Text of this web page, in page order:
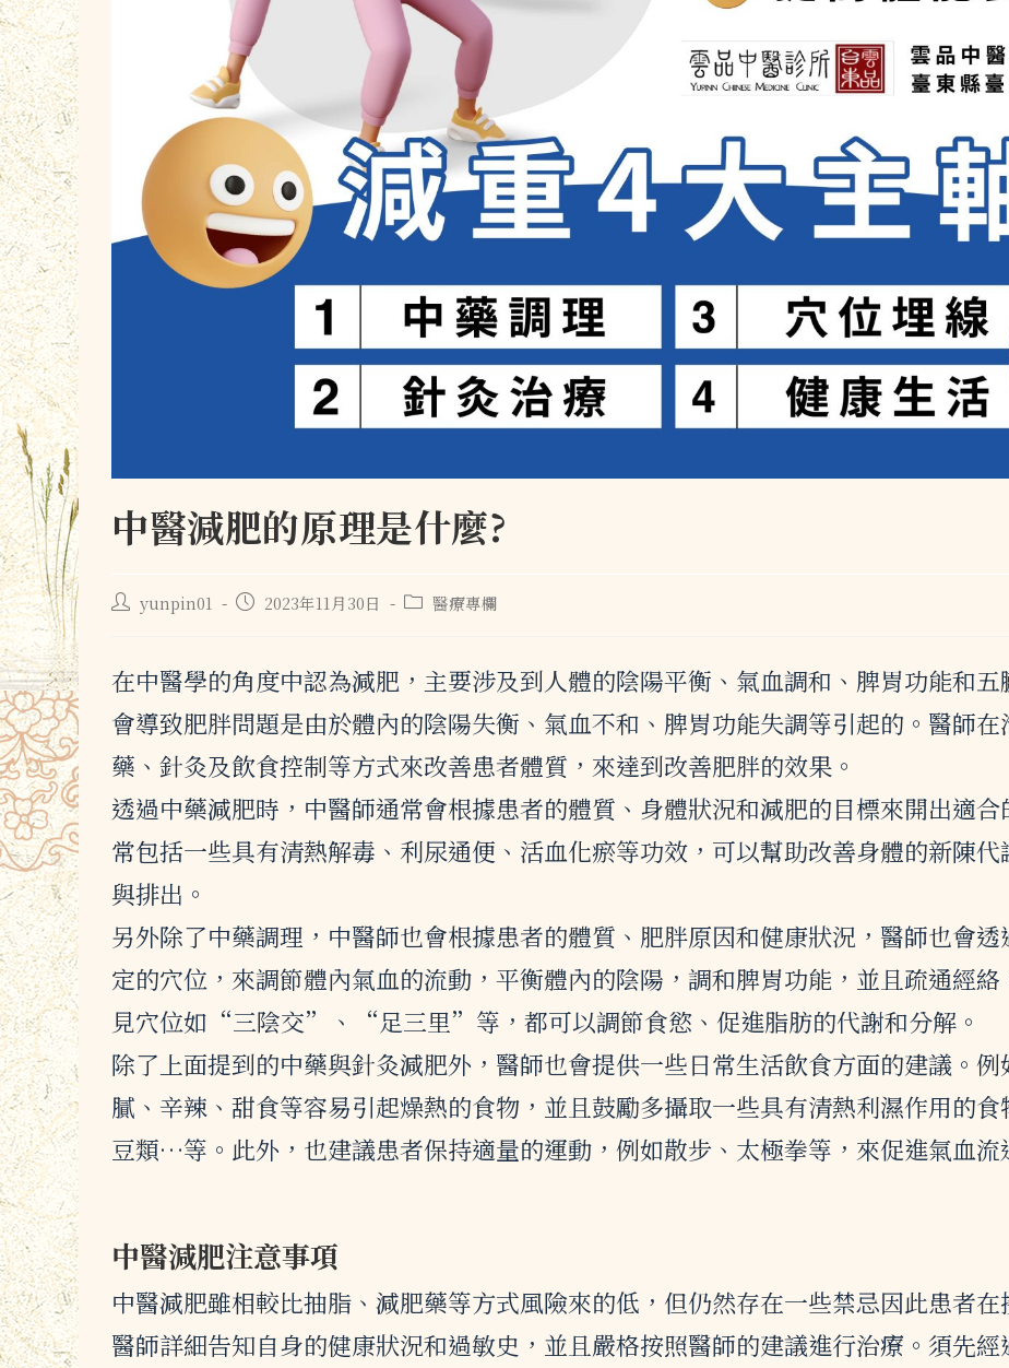
中醫減肥的原理是什麼?
yunpin01 2023年11月30日 醫療專欄
在中醫學的角度中認為減肥，主要涉及到人體的陰陽平衡、氣血調和、脾胃功能和五
會導致肥胖問題是由於體內的陰陽失衡、氣血不和、脾胃功能失調等引起的。醫師
藥、針灸及飲食控制等方式來改善患者體質，來達到改善肥胖的效果。
透過中藥減肥時，中醫師通常會根據患者的體質、身體狀況和減肥的目標來開出適
常包括一些具有清熱解毒、利尿通便、活血化瘀等功效，可以幫助改善身體的新陳
與排出。
另外除了中藥調理，中醫師也會根據患者的體質、肥胖原因和健康狀況，醫師也會
定的穴位，來調節體內氣血的流動，平衡體內的陰陽，調和脾胃功能，並且疏通經
見穴位如“三陰交”、“足三里”等，都可以調節食慾、促進脂肪的代謝和分解。
除了上面提到的中藥與針灸減肥外，醫師也會提供一些日常生活飲食方面的建議。
膩、辛辣、甜食等容易引起燥熱的食物，並且鼓勵多攝取一些具有清熱利濕作用的食
豆類…等。此外，也建議患者保持適量的運動，例如散步、太極拳等，來促進氣血流
中醫減肥注意事項
中醫減肥雖相較比抽脂、減肥藥等方式風險來的低，但仍然存在一些禁忌因此患者
醫師詳細告知自身的健康狀況和過敏史，並且嚴格按照醫師的建議進行治療。須先